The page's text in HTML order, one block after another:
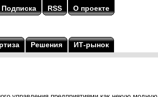
Подписка RSS О проекте
Решения ИТ-рынок